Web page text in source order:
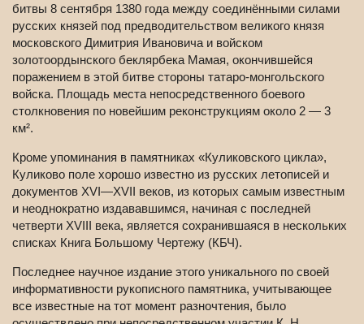
битвы 8 сентября 1380 года между соединёнными силами
русских князей под предводительством великого князя
московского Димитрия Ивановича и войском
золотоордынского беклярбека Мамая, окончившейся
поражением в этой битве стороны татаро-монгольского
войска. Площадь места непосредственного боевого
столкновения по новейшим реконструкциям около 2 — 3
км².
Кроме упоминания в памятниках «Куликовского цикла»,
Куликово поле хорошо известно из русских летописей и
документов XVI—XVII веков, из которых самым известным
и неоднократно издававшимся, начиная с последней
четверти XVIII века, является сохранившаяся в нескольких
списках Книга Большому Чертежу (КБЧ).
Последнее научное издание этого уникального по своей
информативности рукописного памятника, учитывающее
все известные на тот момент разночтения, было